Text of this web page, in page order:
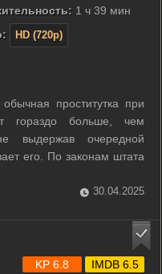
1 ч 39 мин
HD (720p)
проститутка при
гораздо больше, чем
выдержав очередной
его. По законам штата
смертью и ненависть к
подружек бежать, а для
30.04.2025
KP 6.8 IMDB 6.5